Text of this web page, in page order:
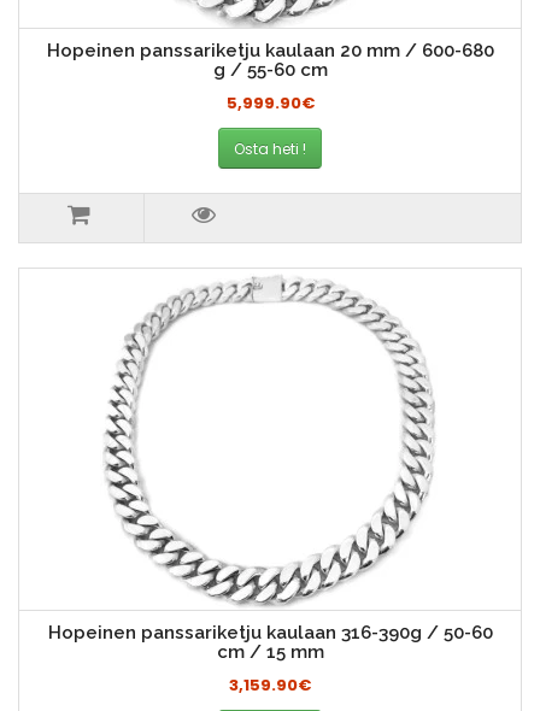
Hopeinen panssariketju kaulaan 20 mm / 600-680
g / 55-60 cm
5,999.90€
Osta heti !
Hopeinen panssariketju kaulaan 316-390g / 50-60
cm / 15 mm
3,159.90€